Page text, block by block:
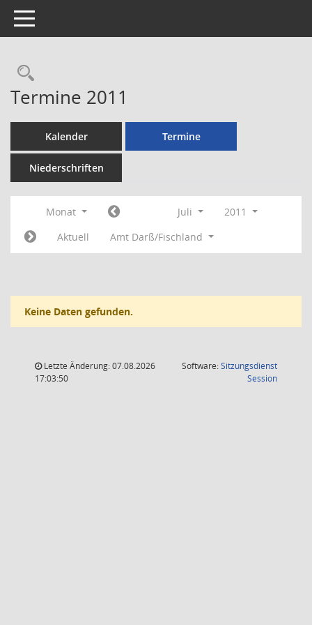
Toggle navigation
Rechercheauswahl
Termine 2011
Kalender Termine
Niederschriften
Monat Juli
2011
Aktuell
Amt Darß/Fischland
Keine Daten gefunden.
Letzte Änderung: 07.08.2026
17:03:50
Software:Sitzungsdienst
Session(Wird in